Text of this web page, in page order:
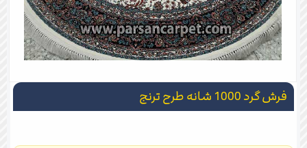
فرش گرد 1000 شانه طرح ترنج